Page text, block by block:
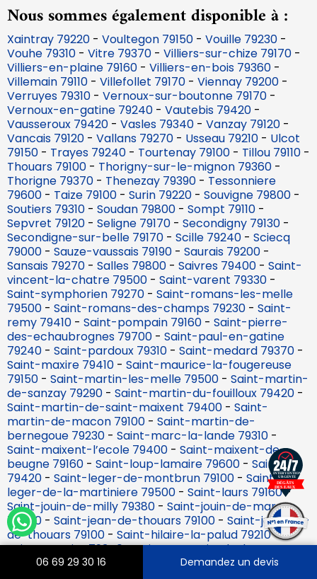
06 69 29 30 16 Demandez un devis
Nous sommes également disponible à :
Xaintray 79220 - Voultegon 79150 - Vouille 79230 -
Vouhe 79310 - Vitre 79370 - Villiers-sur-chize 79170 -
Villiers-en-plaine 79160 - Villiers-en-bois 79360 -
Villemain 79110 - Villefollet 79170 - Viennay 79200 -
Verruyes 79310 - Vernoux-sur-boutonne 79170 -
Vernoux-en-gatine 79240 - Vautebis 79420 -
Vausseroux 79420 - Vasles 79340 - Vanzay 79120 -
Vancais 79120 - Vallans 79270 - Usseau 79210 - Ulcot
79150 - Trayes 79240 - Tourtenay 79100 - Tillou 79110 -
Thouars 79100 - Thorigny-sur-le-mignon 79360 -
Thorigne 79370 - Thenezay 79390 - Tessonniere
79600 - Taize 79100 - Surin 79220 - Souvigne 79800 -
Soutiers 79310 - Soudan 79800 - Sompt 79110 -
Sepvret 79120 - Seligne 79170 - Secondigny 79130 -
Secondigne-sur-belle 79170 - Scille 79240 - Sciecq
79000 - Sauze-vaussais 79190 - Saurais 79200 -
Sansais 79270 - Salles 79800 - Saivres 79400 - Saint-
vincent-la-chatre 79500 - Saint-varent 79330 -
Saint-symphorien 79270 - Saint-romans-les-melle
79500 - Saint-romans-des-champs 79230 - Saint-
remy 79410 - Saint-pompain 79160 - Saint-pierre-
des-echaubrognes 79700 - Saint-paul-en-gatine
79240 - Saint-pardoux 79310 - Saint-medard 79370 -
Saint-maxire 79410 - Saint-maurice-la-fougereuse
79150 - Saint-martin-les-melle 79500 - Saint-martin-
de-sanzay 79290 - Saint-martin-du-fouilloux 79420 -
Saint-martin-de-saint-maixent 79400 - Saint-
martin-de-macon 79100 - Saint-martin-de-
bernegoue 79230 - Saint-marc-la-lande 79310 -
Saint-maixent-l’ecole 79400 - Saint-maixent-de-
beugne 79160 - Saint-loup-lamaire 79600 - Saint-lin
79420 - Saint-leger-de-montbrun 79100 - Saint-
leger-de-la-martiniere 79500 - Saint-laurs 79160-
Saint-jouin-de-milly 79380 - Saint-jouin-de-marnes
79600 - Saint-jean-de-thouars 79100 - Saint-jacques-
de-thouars 79100 - Saint-hilaire-la-palud 79210-
Saint-germier 79340-Saint-germain-de-longue-
chaume 79200-Saint-georges-de-rex 79210-Saint-